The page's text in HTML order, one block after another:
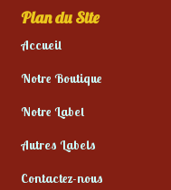
Plan du Site
Accueil
Notre Boutique
Notre Label
Autres Labels
Contactez-nous